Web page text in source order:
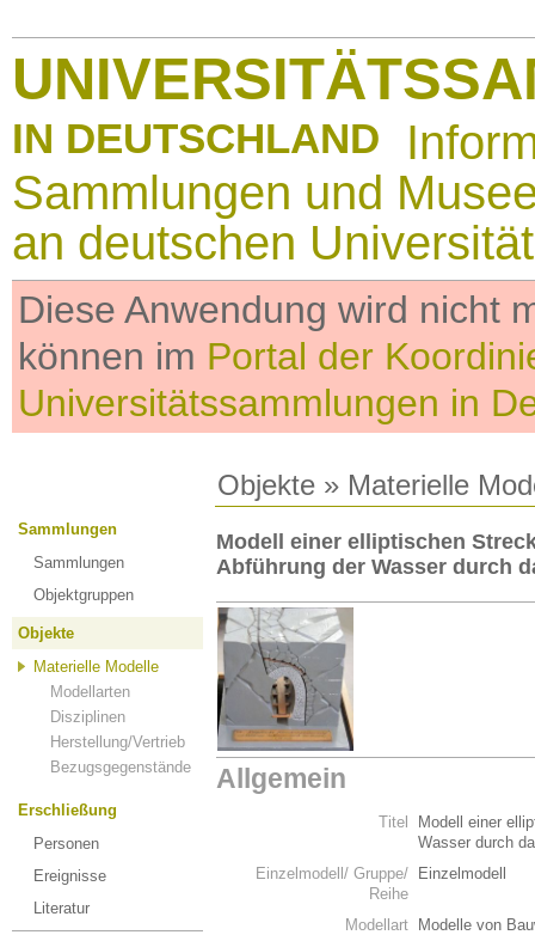
IN DEUTSCHLAND
Sammlungen und
an deutschen
Diese Anwendung wird nicht
können im Portal der
Universitätssammlungen in
Objekte » Materielle
Sammlungen
Sammlungen
Objektgruppen
Objekte
Materielle Modelle
Modellarten
Disziplinen
Herstellung/Vertrieb
Bezugsgegenstände
Erschließung
Personen
Ereignisse
Literatur
Modell einer elliptischen
Abführung der Wasser durch
Allgemein
Titel
Modell einer
Wasser durch
Einzelmodell/ Gruppe/
Reihe
Einzelmodell
Modellart
Modelle von